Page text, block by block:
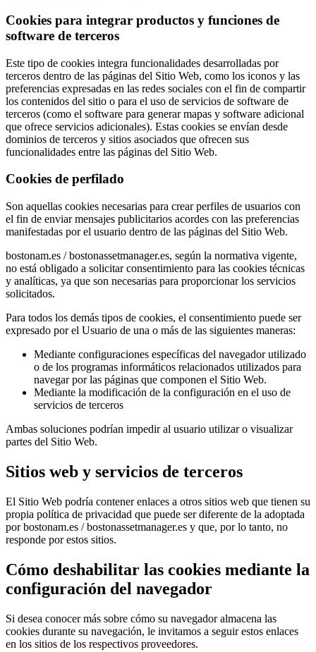
Cookies para integrar productos y funciones de
software de terceros
Este tipo de cookies integra funcionalidades desarrolladas por
terceros dentro de las páginas del Sitio Web, como los iconos y las
preferencias expresadas en las redes sociales con el fin de compartir
los contenidos del sitio o para el uso de servicios de software de
terceros (como el software para generar mapas y software adicional
que ofrece servicios adicionales). Estas cookies se envían desde
dominios de terceros y sitios asociados que ofrecen sus
funcionalidades entre las páginas del Sitio Web.
Cookies de perfilado
Son aquellas cookies necesarias para crear perfiles de usuarios con
el fin de enviar mensajes publicitarios acordes con las preferencias
manifestadas por el usuario dentro de las páginas del Sitio Web.
bostonam.es / bostonassetmanager.es, según la normativa vigente,
no está obligado a solicitar consentimiento para las cookies técnicas
y analíticas, ya que son necesarias para proporcionar los servicios
solicitados.
Para todos los demás tipos de cookies, el consentimiento puede ser
expresado por el Usuario de una o más de las siguientes maneras:
Mediante configuraciones específicas del navegador utilizado
o de los programas informáticos relacionados utilizados para
navegar por las páginas que componen el Sitio Web.
Mediante la modificación de la configuración en el uso de
servicios de terceros
Ambas soluciones podrían impedir al usuario utilizar o visualizar
partes del Sitio Web.
Sitios web y servicios de terceros
El Sitio Web podría contener enlaces a otros sitios web que tienen su
propia política de privacidad que puede ser diferente de la adoptada
por bostonam.es / bostonassetmanager.es y que, por lo tanto, no
responde por estos sitios.
Cómo deshabilitar las cookies mediante la
configuración del navegador
Si desea conocer más sobre cómo su navegador almacena las
cookies durante su navegación, le invitamos a seguir estos enlaces
en los sitios de los respectivos proveedores.